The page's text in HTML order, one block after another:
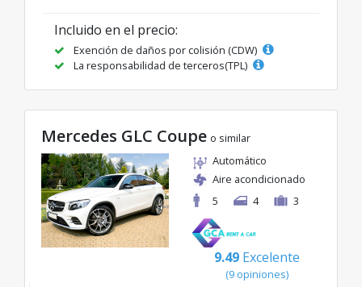
Incluido en el precio:
Exención de daños por colisión (CDW)
La responsabilidad de terceros(TPL)
Mercedes GLC Coupe o similar
Automático
Aire acondicionado
5
4 3
9.49 Excelente
(9 opiniones)